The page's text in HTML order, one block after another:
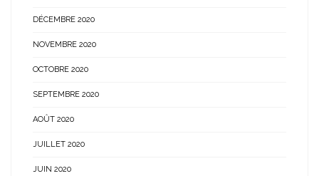
DÉCEMBRE 2020
NOVEMBRE 2020
OCTOBRE 2020
SEPTEMBRE 2020
AOÛT 2020
JUILLET 2020
JUIN 2020